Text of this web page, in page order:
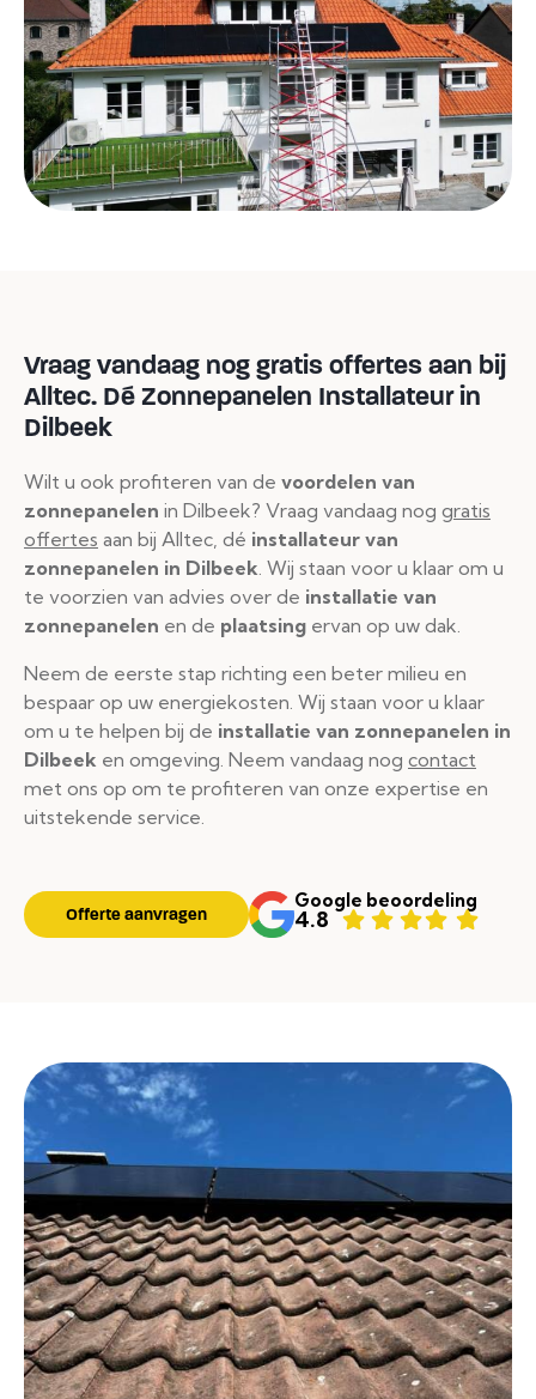
Vraag vandaag nog gratis offertes aan bij
Alltec. Dé Zonnepanelen Installateur in
Dilbeek
Wilt u ook profiteren van de voordelen van
zonnepanelen in Dilbeek? Vraag vandaag nog gratis
offertes aan bij Alltec, dé installateur van
zonnepanelen in Dilbeek . Wij staan voor u klaar om u
te voorzien van advies over de installatie van
zonnepanelen en de plaatsing ervan op uw dak.
Neem de eerste stap richting een beter milieu en
bespaar op uw energiekosten. Wij staan voor u klaar
om u te helpen bij de installatie van zonnepanelen in
Dilbeek en omgeving. Neem vandaag nog contact
met ons op om te profiteren van onze expertise en
uitstekende service.
Offerte aanvragen
Google beoordeling
4.8